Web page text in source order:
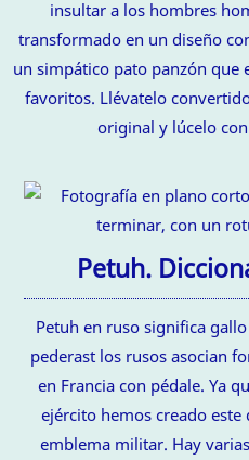
insultar a los hombres
transformado en un diseño
un simpático pato panzón que
favoritos. Llévatelo
original y lúcelo
Petuh.
Petuh en ruso significa
pederast los rusos asocian
en Francia con pédale. Ya
ejército hemos creado
emblema militar. Hay